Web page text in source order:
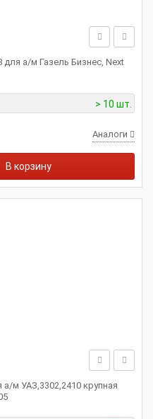
а/м Газель Бизнес, Next
> 10 шт.
Аналоги
В корзину
м УАЗ,3302,2410 крупная